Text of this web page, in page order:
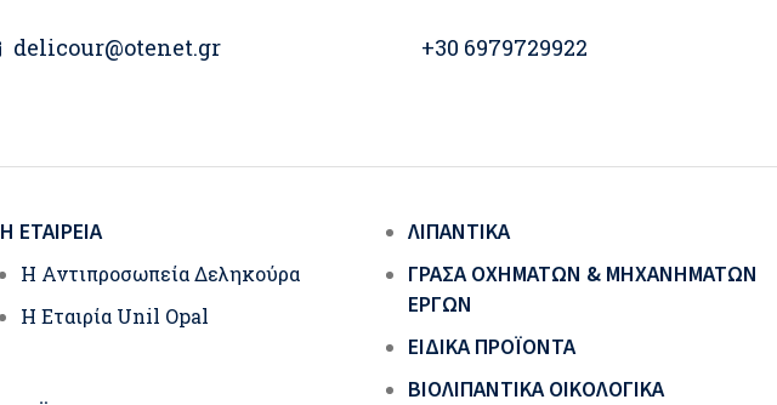
delicour@otenet.gr +30 6979729922
Η ΕΤΑΙΡΕΊΑ
Η Αντιπροσωπεία Δεληκούρα
Η Εταιρία Unil Opal
ΛΙΠΑΝΤΙΚΆ
ΓΡΆΣΑ ΟΧΗΜΆΤΩΝ & ΜΗΧΑΝΗΜΆΤΩΝ
ΈΡΓΩΝ
ΕΙΔΙΚΆ ΠΡΟΪΌΝΤΑ
ΒΙΟΛΙΠΑΝΤΙΚΆ ΟΙΚΟΛΟΓΙΚΆ